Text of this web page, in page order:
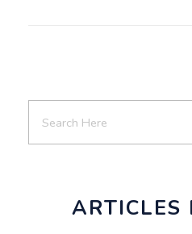
ARTICLES